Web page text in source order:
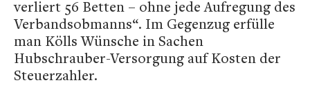
verliert 56 Betten – ohne jede Aufregung des
Verbandsobmanns“. Im Gegenzug erfülle
man Kölls Wünsche in Sachen
Hubschrauber-Versorgung auf Kosten der
Steuerzahler.